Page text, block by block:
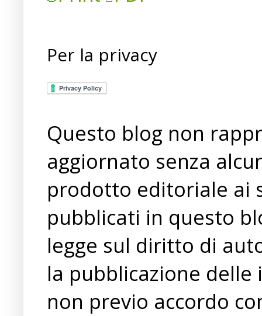
Per la privacy
Questo blog non
aggiornato senza
prodotto editoriale ai
pubblicati in questo
legge sul diritto di
la pubblicazione
non previo accordo